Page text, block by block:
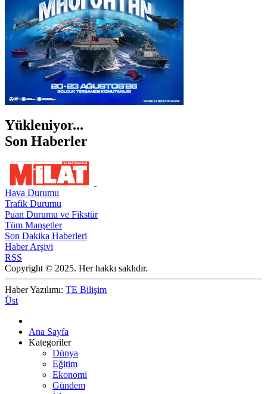
Yükleniyor...
Son Haberler
Hava Durumu
Trafik Durumu
Puan Durumu ve Fikstür
Tüm Manşetler
Son Dakika Haberleri
Haber Arşivi
RSS
Copyright © 2025. Her hakkı saklıdır.
Haber Yazılımı: TE Bilişim
Üst
Ana Sayfa
Kategoriler
Dünya
Eğitim
Ekonomi
Gündem